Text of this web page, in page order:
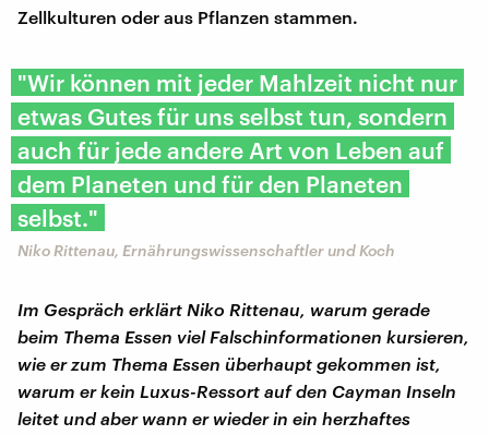
Zellkulturen oder aus Pflanzen stammen.
"Wir können mit jeder Mahlzeit nicht nur
etwas Gutes für uns selbst tun, sondern
auch für jede andere Art von Leben auf
dem Planeten und für den Planeten
selbst."
Niko Rittenau, Ernährungswissenschaftler und Koch
Im Gespräch erklärt Niko Rittenau, warum gerade
beim Thema Essen viel Falschinformationen kursieren,
wie er zum Thema Essen überhaupt gekommen ist,
warum er kein Luxus-Ressort auf den Cayman Inseln
leitet und aber wann er wieder in ein herzhaftes